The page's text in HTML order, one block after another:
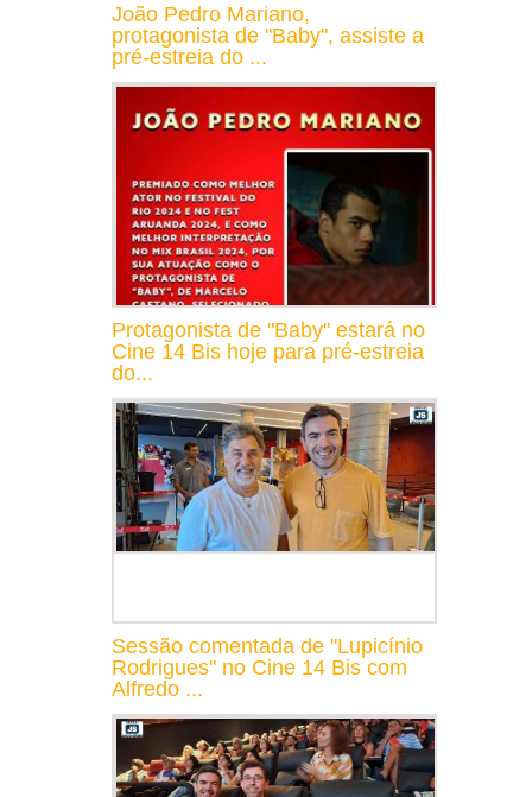
João Pedro Mariano,
protagonista de "Baby", assiste a
pré-estreia do ...
Protagonista de "Baby" estará no
Cine 14 Bis hoje para pré-estreia
do...
Sessão comentada de "Lupicínio
Rodrigues" no Cine 14 Bis com
Alfredo ...